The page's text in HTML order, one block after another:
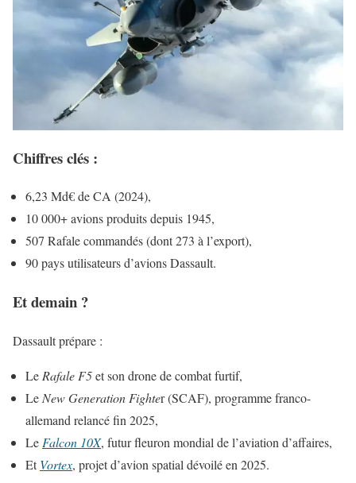
Chiffres clés :
6,23 Md€ de CA (2024),
10 000+ avions produits depuis 1945,
507 Rafale commandés (dont 273 à l’export),
90 pays utilisateurs d’avions Dassault.
Et demain ?
Dassault prépare :
Le Rafale F5et son drone de combat furtif,
Le New Generation Fighter (SCAF), programme franco-
allemand relancé fin 2025,
Le Falcon 10X, futur fleuron mondial de l’aviation d’affaires,
EtVortex, projet d’avion spatial dévoilé en 2025.